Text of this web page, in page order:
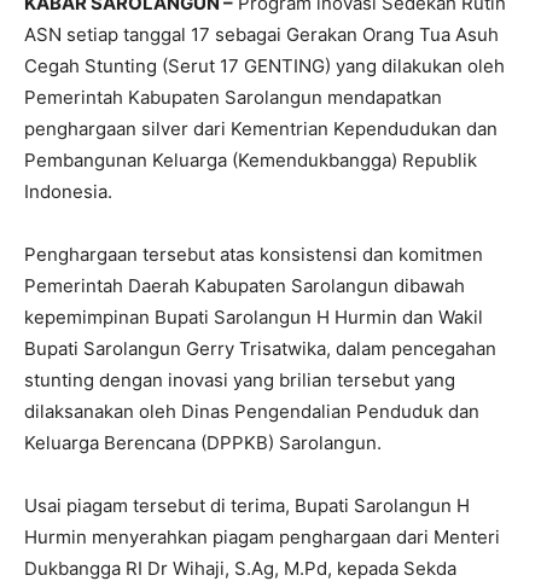
ASN setiap tanggal 17 sebagai Gerakan Orang Tua Asuh
Cegah Stunting (Serut 17 GENTING) yang dilakukan oleh
Pemerintah Kabupaten Sarolangun mendapatkan
penghargaan silver dari Kementrian Kependudukan dan
Pembangunan Keluarga (Kemendukbangga) Republik
Indonesia.
Penghargaan tersebut atas konsistensi dan komitmen
Pemerintah Daerah Kabupaten Sarolangun dibawah
kepemimpinan Bupati Sarolangun H Hurmin dan Wakil
Bupati Sarolangun Gerry Trisatwika, dalam pencegahan
stunting dengan inovasi yang brilian tersebut yang
dilaksanakan oleh Dinas Pengendalian Penduduk dan
Keluarga Berencana (DPPKB) Sarolangun.
Usai piagam tersebut di terima, Bupati Sarolangun H
Hurmin menyerahkan piagam penghargaan dari Menteri
Dukbangga RI Dr Wihaji, S.Ag, M.Pd, kepada Sekda